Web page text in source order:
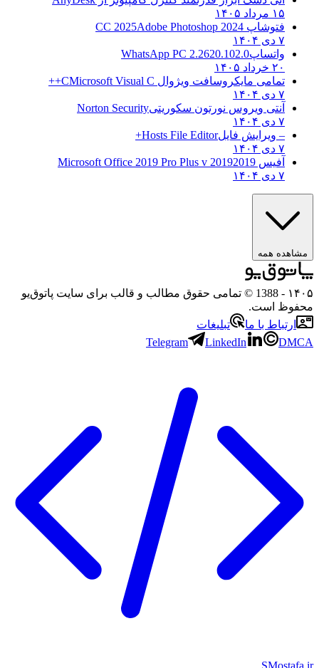
۱۵ مرداد ۱۴۰۵
فتوشاپ CC 2025 Adobe Photoshop 2024
۷ دی ۱۴۰۴
واتساپWhatsApp PC 2.2620.102.0
۲۰ خرداد ۱۴۰۵
تمامی مایکروسافت ویژوال C Microsoft Visual C++
۷ دی ۱۴۰۴
آنتی ویروس نورتون سکوریتیNorton Security
۷ دی ۱۴۰۴
– ویرایش فایلHosts File Editor+
۷ دی ۱۴۰۴
آفیس 2019 2019 Microsoft Office 2019 Pro Plus v
۷ دی ۱۴۰۴
مشاهده همه
۱۴۰۵
- 1388 © تمامی حقوق مطالب و قالب برای سایت پاتوق‌یو
محفوظ است.
ارتباط با ما
تبلیغات
Telegram
LinkedIn DMCA